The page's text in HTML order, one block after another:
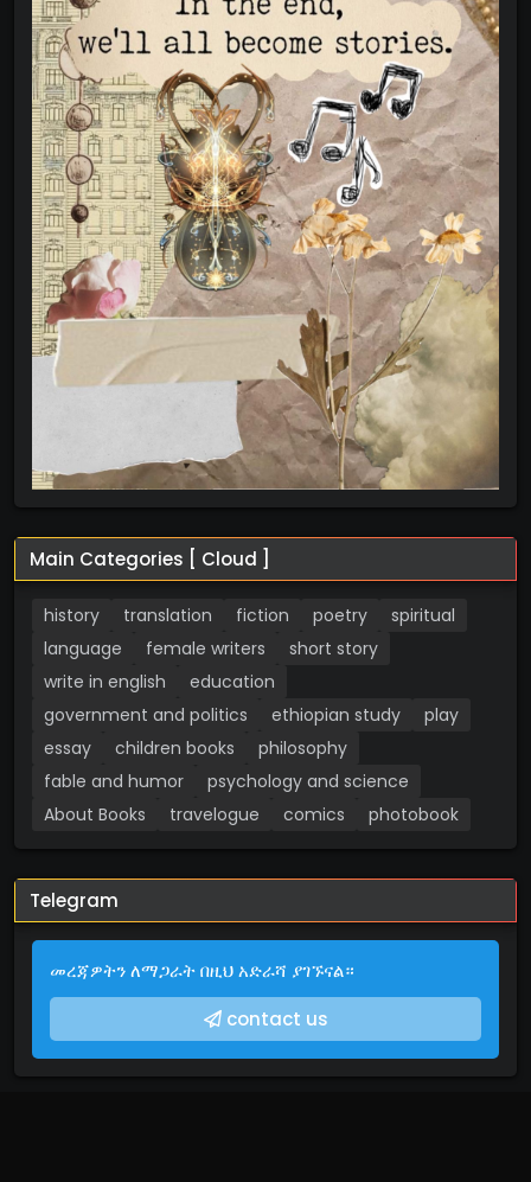
Main Categories [ Cloud ]
history translation fiction poetry
spiritual
language
female writers
short story
write in english
education
government and politics
ethiopian study
play
essay
children books
philosophy
fable and humor
psychology and science
About Books
travelogue comics photobook
Telegram
መረጃዎትን ለማጋራት በዚህ አድራሻ ያገኙናል።
contact us